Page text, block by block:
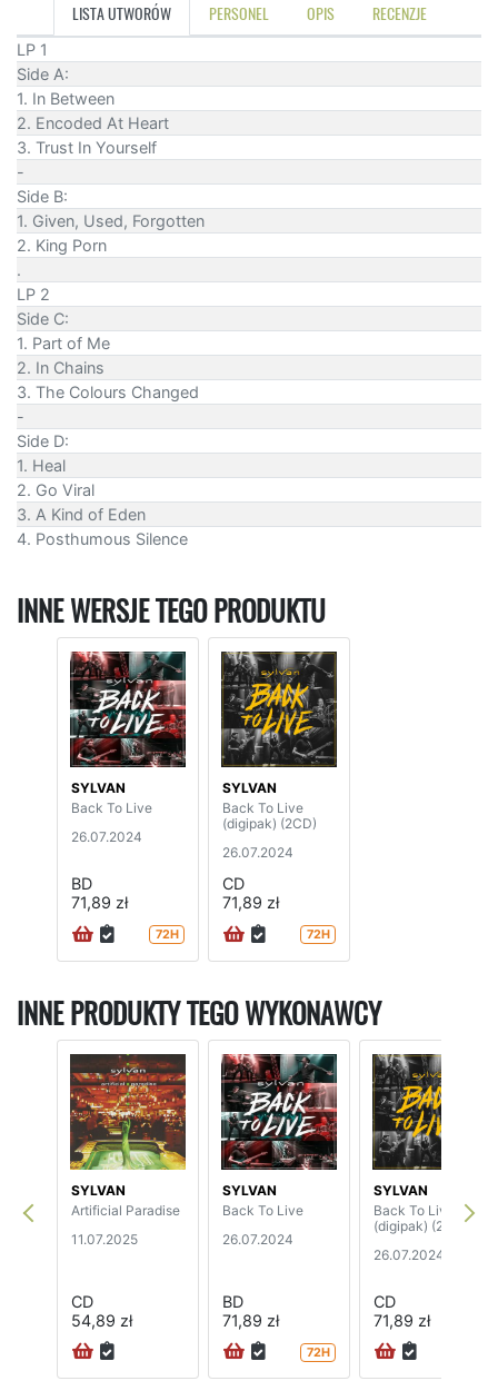
LISTA UTWORÓW PERSONEL OPIS RECENZJE
LP 1
Side A:
1. In Between
2. Encoded At Heart
3. Trust In Yourself
-
Side B:
1. Given, Used, Forgotten
2. King Porn
.
LP 2
Side C:
1. Part of Me
2. In Chains
3. The Colours Changed
-
Side D:
1. Heal
2. Go Viral
3. A Kind of Eden
4. Posthumous Silence
INNE WERSJE TEGO PRODUKTU
SYLVAN
Back To Live
26.07.2024
BD
71,89 zł
72H
SYLVAN
Back To Live
(digipak) (2CD)
26.07.2024
CD
71,89 zł
72H
INNE PRODUKTY TEGO WYKONAWCY
SYLVAN
Artificial Paradise
11.07.2025
CD
54,89 zł
SYLVAN
Back To Live
26.07.2024
BD
71,89 zł
72H
SYLVAN
Back To Live
(digipak) (2CD)
26.07.2024
CD
71,89 zł